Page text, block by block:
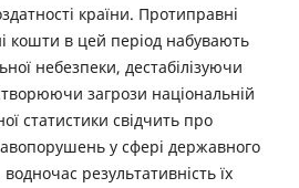
країни. Протиправні
кошти в цей період набувають
небезпеки, дестабілізуючи
загрози національній
статистики свідчить про
у сфері державного
результативність їх